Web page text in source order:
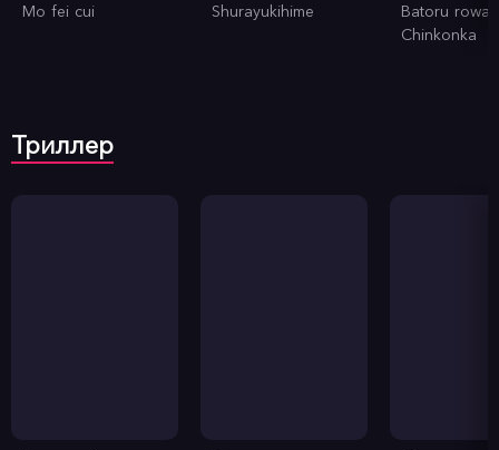
Mo fei cui Shurayukihime
Batoru
Chinkonka
Триллер